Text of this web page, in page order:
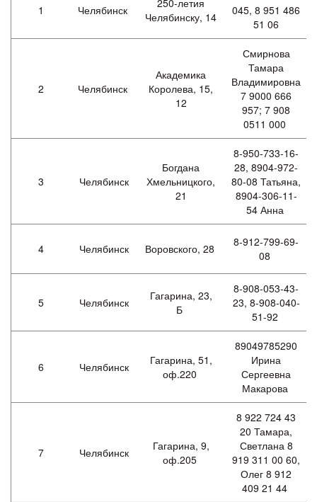
1 Челябинск
250-летия
Челябинску, 14
045, 8 951 486
51 06
2 Челябинск
Академика
Королева, 15,
12
Смирнова
Тамара
Владимировна
7 9000 666
957; 7 908
0511 000
3 Челябинск
Богдана
Хмельницкого,
21
8-950-733-16-
28, 8904-972-
80-08 Татьяна,
8904-306-11-
54 Анна
4 Челябинск Воровского, 28
8-912-799-69-
08
5 Челябинск
Гагарина, 23,
Б
8-908-053-43-
23, 8-908-040-
51-92
6 Челябинск
Гагарина, 51,
оф.220
89049785290
Ирина
Сергеевна
Макарова
7 Челябинск
Гагарина, 9,
оф.205
8 922 724 43
20 Тамара,
Светлана 8
919 311 00 60,
Олег 8 912
409 21 44